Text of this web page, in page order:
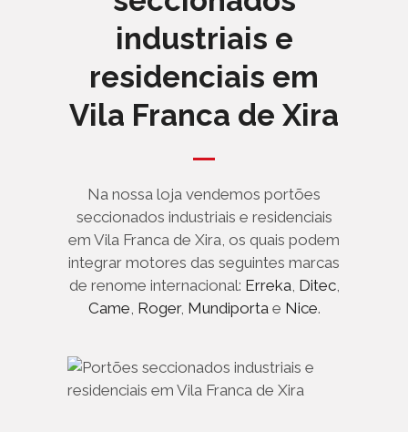
industriais e
residenciais em
Vila Franca de Xira
Na nossa loja vendemos portões
seccionados industriais e residenciais
em Vila Franca de Xira, os quais podem
integrar motores das seguintes marcas
de renome internacional: Erreka, Ditec,
Came, Roger, Mundiportae Nice.